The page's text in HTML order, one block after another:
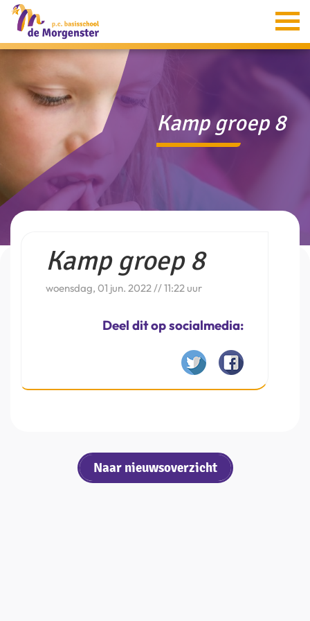
Home
Informatie
Groepen
Aanmelding
Kamp groep 8
Kamp groep 8
woensdag, 01 jun. 2022 // 11:22 uur
Deel dit op socialmedia:
Naar nieuwsoverzicht